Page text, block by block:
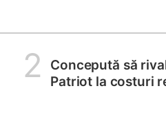
2
Concepută să
Patriot la costuri